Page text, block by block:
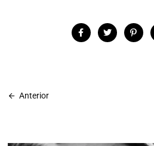
Anterior